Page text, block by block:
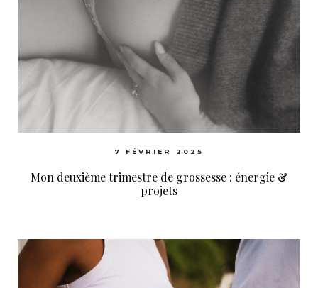
7 FÉVRIER 2025
Mon deuxième trimestre de grossesse : énergie &
projets